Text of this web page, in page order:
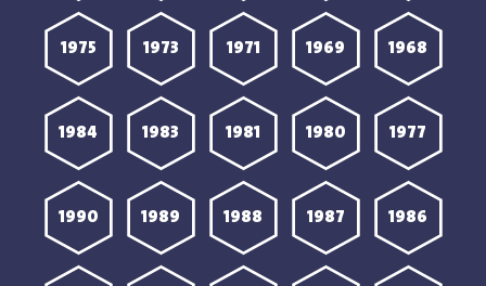
1968
1969
1971
1973
1975
1977
1980
1981
1983
1984
1986
1987
1988
1989
1990